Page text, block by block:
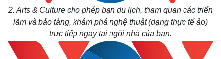
2. Arts & Culture cho phép bạn du lịch, tham quan các triển
lãm và bảo tàng, khám phá nghệ thuật (dạng thực tế ảo)
trực tiếp ngay tại ngôi nhà của bạn.